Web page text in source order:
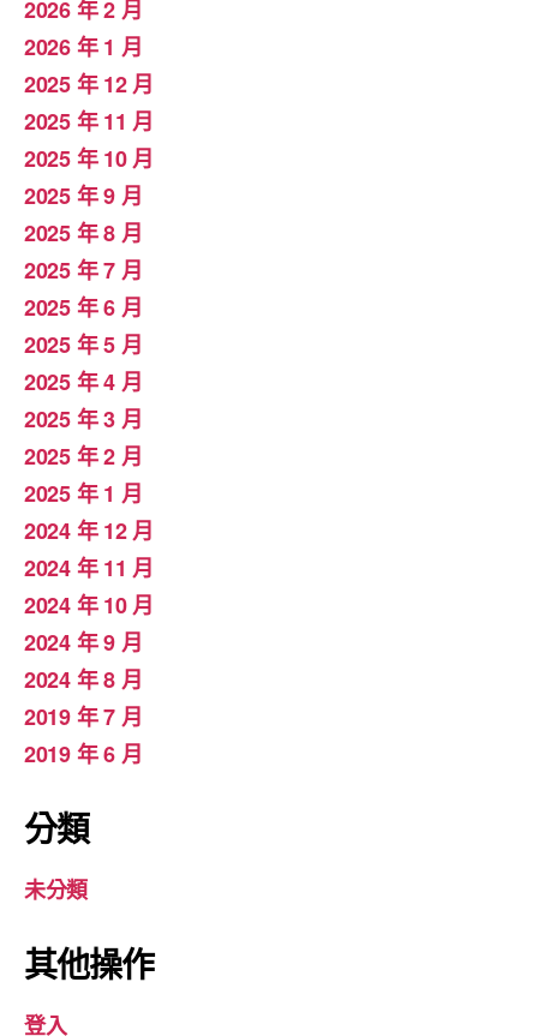
2026 年 2 月
2026 年 1 月
2025 年 12 月
2025 年 11 月
2025 年 10 月
2025 年 9 月
2025 年 8 月
2025 年 7 月
2025 年 6 月
2025 年 5 月
2025 年 4 月
2025 年 3 月
2025 年 2 月
2025 年 1 月
2024 年 12 月
2024 年 11 月
2024 年 10 月
2024 年 9 月
2024 年 8 月
2019 年 7 月
2019 年 6 月
分類
未分類
其他操作
登入